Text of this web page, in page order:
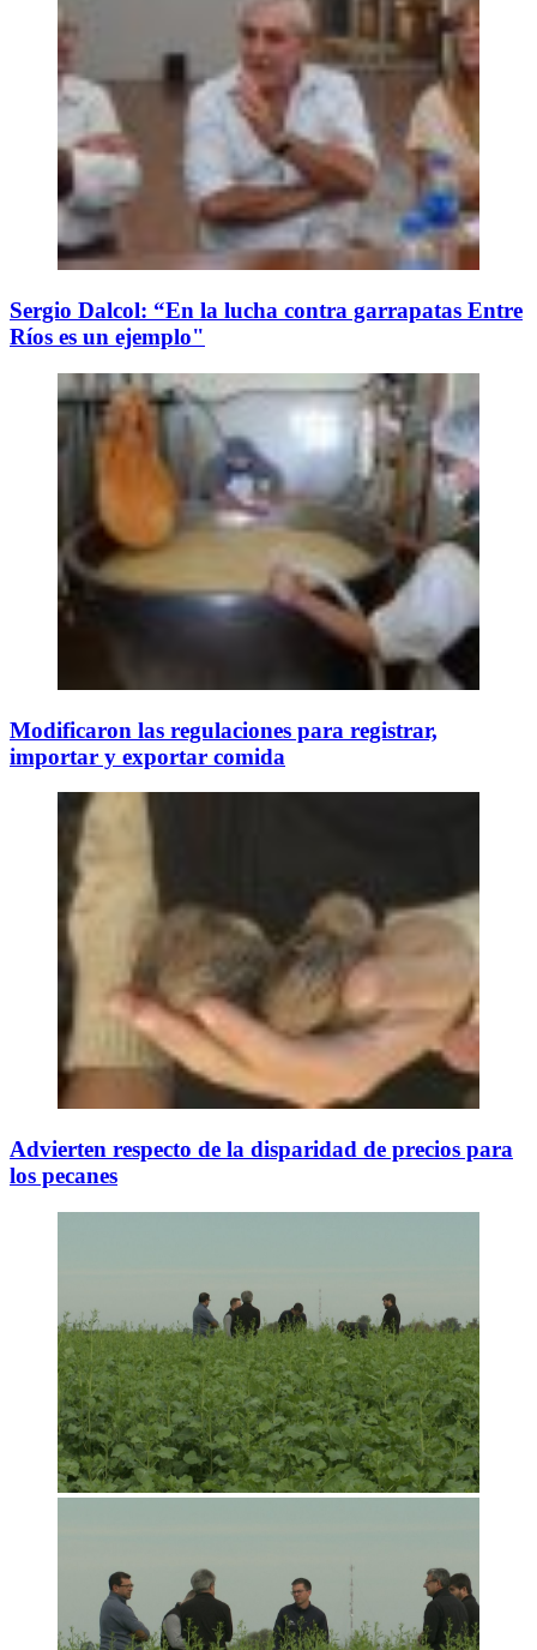
Sergio Dalcol: “En la lucha contra garrapatas Entre
Ríos es un ejemplo"
Modificaron las regulaciones para registrar,
importar y exportar comida
Advierten respecto de la disparidad de precios para
los pecanes